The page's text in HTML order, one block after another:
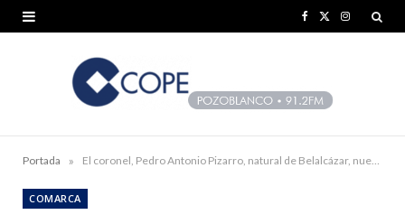
e
I
Portada »
COMARCA